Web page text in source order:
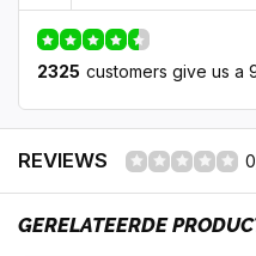
2325 customers give us a
REVIEWS
GERELATEERDE